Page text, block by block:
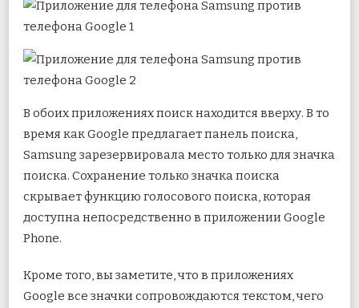
В обоих приложениях поиск находится вверху. В то
время как Google предлагает панель поиска,
Samsung зарезервировала место только для значка
поиска. Сохранение только значка поиска
скрывает функцию голосового поиска, которая
доступна непосредственно в приложении Google
Phone.
Кроме того, вы заметите, что в приложениях
Google все значки сопровождаются текстом, чего